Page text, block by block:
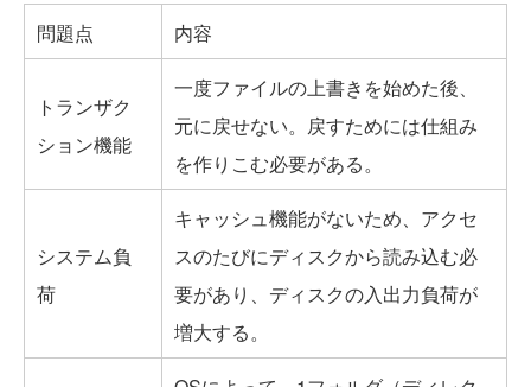
問題点
内容
トランザク
ション機能
一度ファイルの上書きを始めた後、
元に戻せない。戻すためには仕組み
を作りこむ必要がある。
システム負
荷
キャッシュ機能がないため、アクセ
スのたびにディスクから読み込む必
要があり、ディスクの入出力負荷が
増大する。